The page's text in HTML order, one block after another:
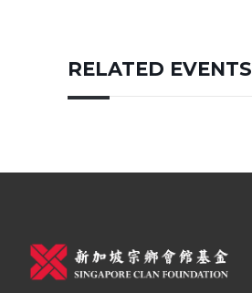
RELATED EVENTS